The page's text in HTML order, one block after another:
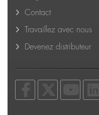
Contact
Travaillez avec nous
Devenez distributeur